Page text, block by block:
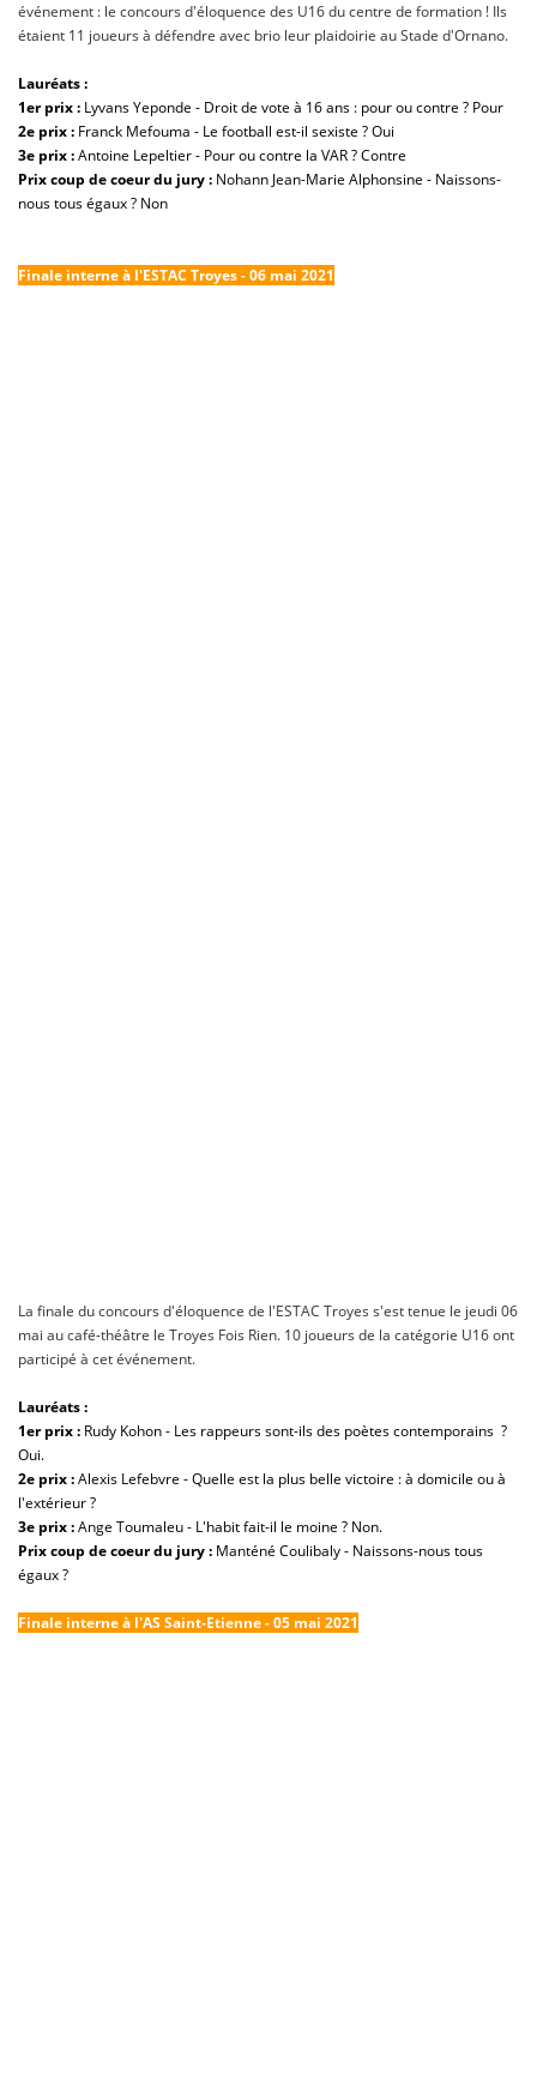
événement : le concours d'éloquence des U16 du centre de formation ! Ils
étaient 11 joueurs à défendre avec brio leur plaidoirie au Stade d'Ornano.
Lauréats :
1er prix : Lyvans Yeponde - Droit de vote à 16 ans : pour ou contre ? Pour
2e prix: Franck Mefouma - Le football est-il sexiste ? Oui
3e prix :Antoine Lepeltier - Pour ou contre la VAR ? Contre
Prix coup de coeur du jury : Nohann Jean-Marie Alphonsine - Naissons-
nous tous égaux ? Non
Finale interne à l'ESTAC Troyes- 06 mai 2021
La finale du concours d'éloquence de l'ESTAC Troyes s'est tenue le jeudi 06
mai au café-théâtre le Troyes Fois Rien. 10 joueurs de la catégorie U16 ont
participé à cet événement.
Lauréats :
1er prix : Rudy Kohon - Les rappeurs sont-ils des poètes contemporains ?
Oui.
2e prix:Alexis Lefebvre - Quelle est la plus belle victoire : à domicile ou à
l'extérieur ?
3e prix :Ange Toumaleu - L'habit fait-il le moine ? Non.
Prix coup de coeur du jury : Manténé Coulibaly - Naissons-nous tous
égaux ?
Finale interne à l'AS Saint-Etienne- 05 mai 2021